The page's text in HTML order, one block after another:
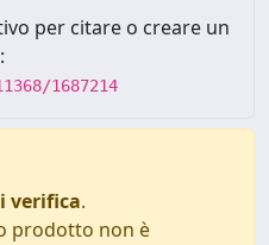
per citare o creare un
1687214
verifica.
prodotto non è